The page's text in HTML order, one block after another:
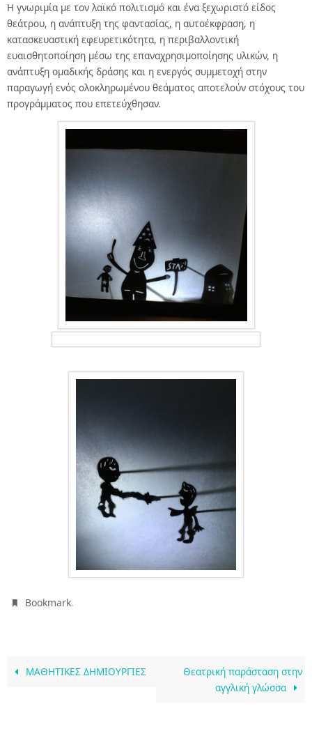
Η γνωριμία με τον λαϊκό πολιτισμό και ένα ξεχωριστό είδος
θεάτρου, η ανάπτυξη της φαντασίας, η αυτοέκφραση, η
κατασκευαστική εφευρετικότητα, η περιβαλλοντική
ευαισθητοποίηση μέσω της επαναχρησιμοποίησης υλικών, η
ανάπτυξη ομαδικής δράσης και η ενεργός συμμετοχή στην
παραγωγή ενός ολοκληρωμένου θεάματος αποτελούν στόχους του
προγράμματος που επετεύχθησαν.
Bookmark.
ΜΑΘΗΤΙΚΕΣ ΔΗΜΙΟΥΡΓΙΕΣ
Θεατρική παράσταση στην
αγγλική γλώσσα